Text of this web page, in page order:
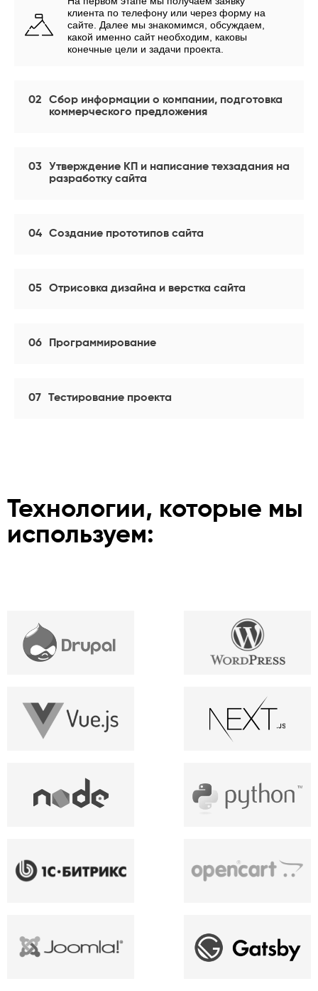
клиента по телефону или через форму на
сайте. Далее мы знакомимся, обсуждаем,
какой именно сайт необходим, каковы
конечные цели и задачи проекта.
02
Сбор информации о компании, подготовка
коммерческого предложения
03
Утверждение КП и написание техзадания на
разработку сайта
04 Создание прототипов сайта
05 Отрисовка дизайна и верстка сайта
06 Программирование
07 Тестирование проекта
Технологии, которые мы
используем: